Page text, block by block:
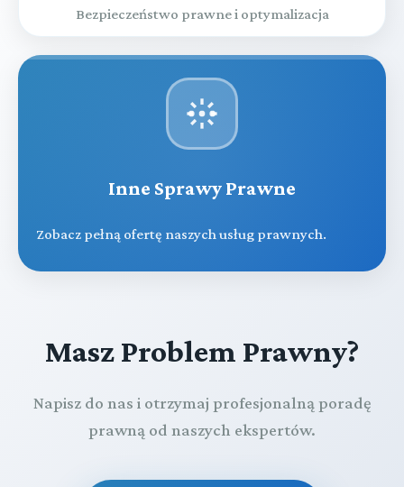
Bezpieczeństwo prawne i optymalizacja
Inne Sprawy Prawne
Zobacz pełną ofertę naszych usług prawnych.
Masz Problem Prawny?
Napisz do nas i otrzymaj profesjonalną poradę
prawną od naszych ekspertów.